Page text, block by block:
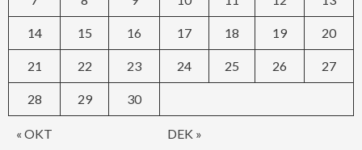
« OKT DEK »
14 15 16 17 18 19 20
21 22 23 24 25 26 27
28 29 30